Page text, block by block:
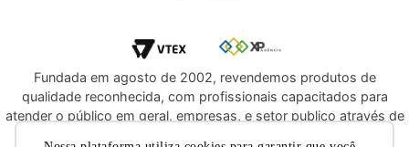
Fundada em agosto de 2002, revendemos produtos de
qualidade reconhecida, com profissionais capacitados para
atender o público em geral, empresas, e setor publico através de